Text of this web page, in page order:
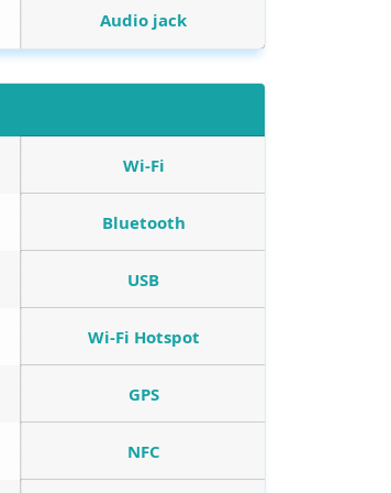
Audio jack
Wi-Fi
Bluetooth
USB
Wi-Fi Hotspot
GPS
NFC